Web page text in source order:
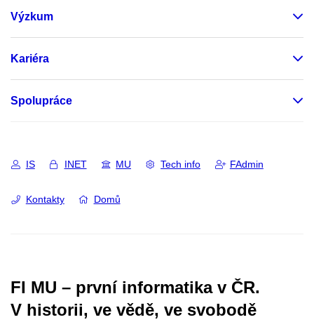
Výzkum
Kariéra
Spolupráce
IS INET MU Tech info FAdmin
Kontakty Domů
FI MU – první informatika v ČR.
V historii, ve vědě, ve svobodě